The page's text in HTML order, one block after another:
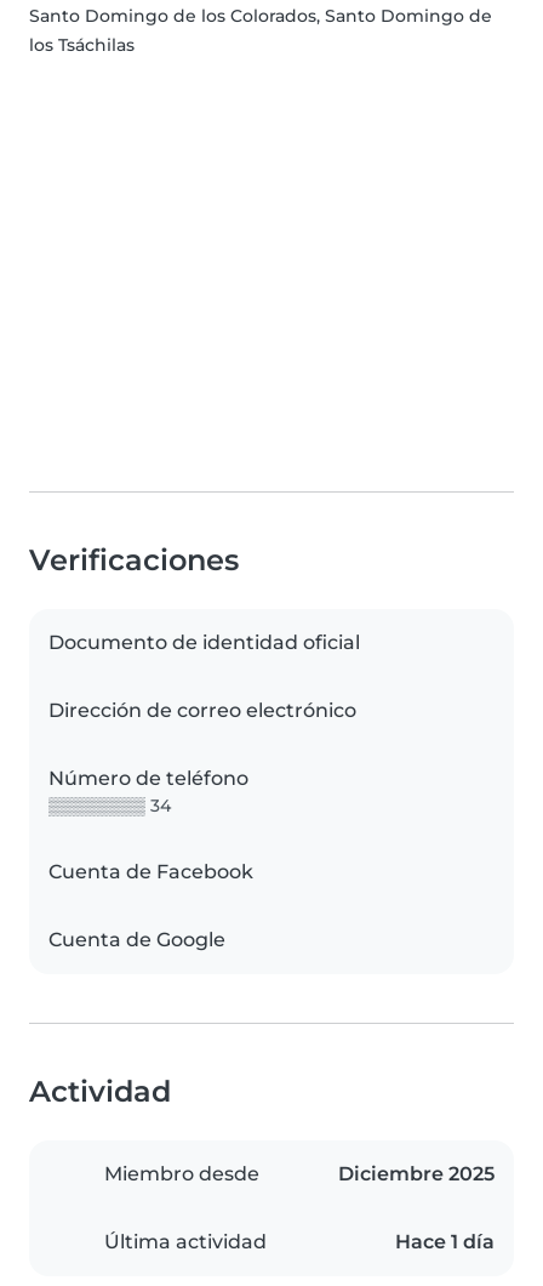
Santo Domingo de los Colorados, Santo Domingo de
los Tsáchilas
Verificaciones
Documento de identidad oficial
Dirección de correo electrónico
Número de teléfono
▒▒▒▒▒▒▒▒ 34
Cuenta de Facebook
Cuenta de Google
Actividad
Miembro desde Diciembre 2025
Última actividad Hace 1 día